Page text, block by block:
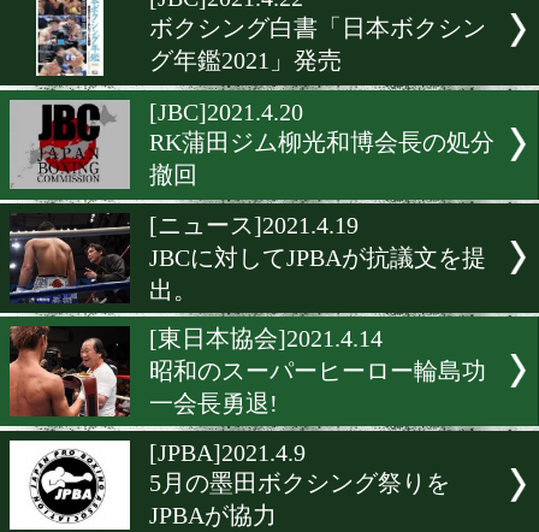
[JBC]2021.4.27
井岡一翔に関してJBC倫理
会が調査開始
[JBC]2021.4.26
緊急事態期間中の対象地域
行は延期
[JBC]2021.4.22
ボクシング白書「日本ボク
グ年鑑2021」発売
[JBC]2021.4.20
RK蒲田ジム柳光和博会長
撤回